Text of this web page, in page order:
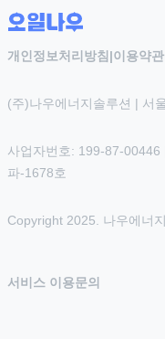
개인정보처리방침 |이용약관
(주)나우에너지솔루션 | 서
사업자번호: 199-87-
파-1678호
Copyright 2025. 나우에너
서비스 이용문의